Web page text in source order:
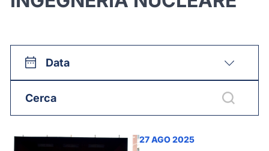
Data
27 AGO 2025